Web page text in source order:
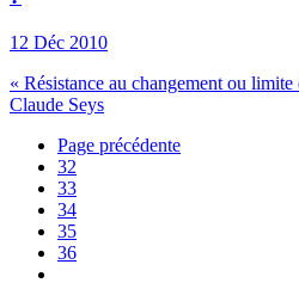
12 Déc 2010
« Résistance au changement ou
Claude Seys
Page précédente
32
33
34
35
36